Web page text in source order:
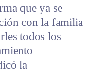
que ya se
con la familia
todos los
la